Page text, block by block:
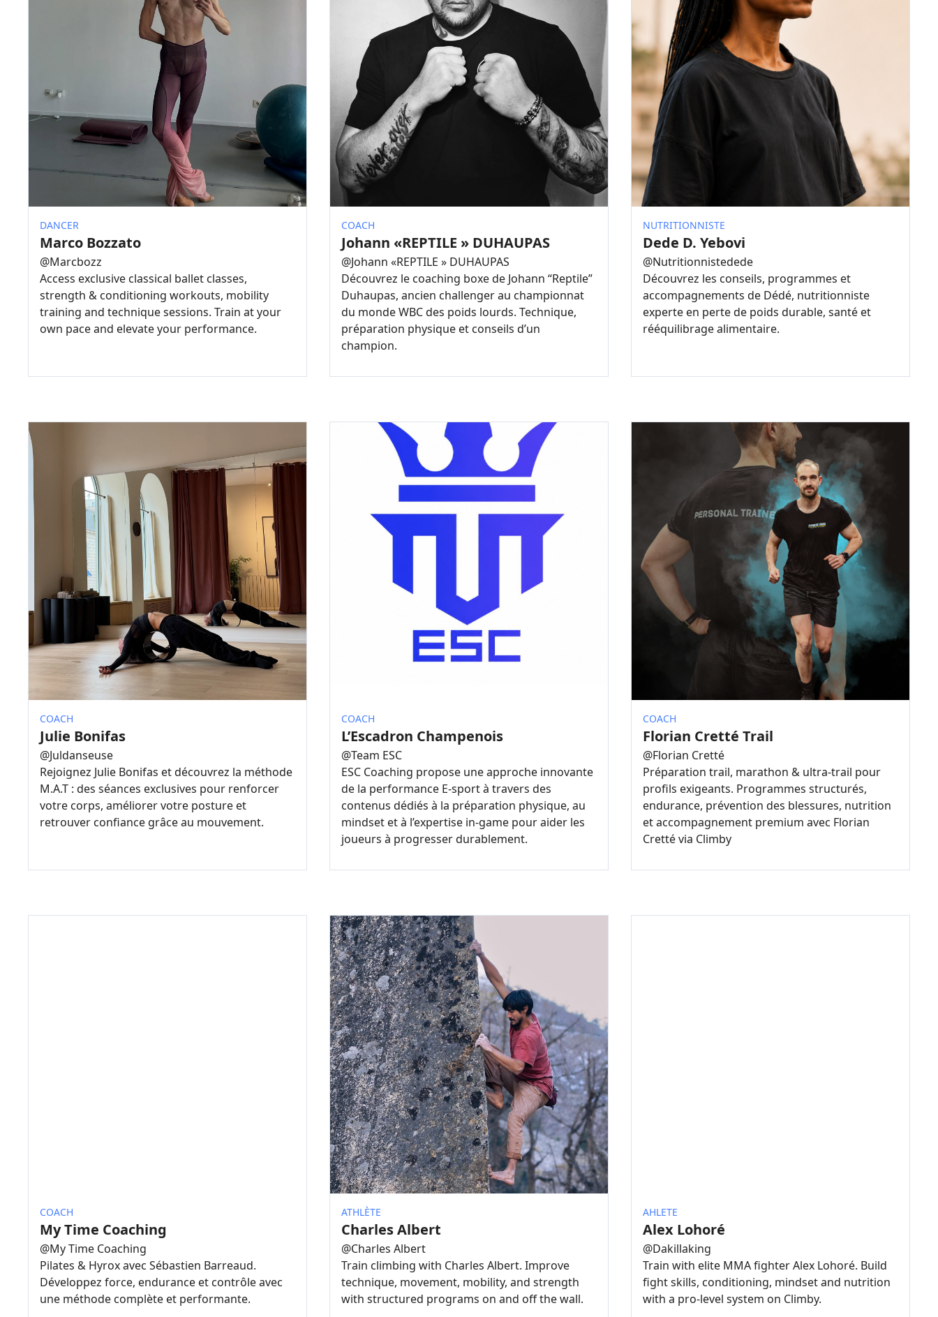
DANCER
Marco Bozzato
@Marcbozz
Access exclusive classical ballet classes,
strength & conditioning workouts, mobility
training and technique sessions. Train at your
own pace and elevate your performance.
COACH
Johann «REPTILE » DUHAUPAS
@Johann «REPTILE » DUHAUPAS
Découvrez le coaching boxe de Johann “Reptile”
Duhaupas, ancien challenger au championnat
du monde WBC des poids lourds. Technique,
préparation physique et conseils d’un
champion.
NUTRITIONNISTE
Dede D. Yebovi
@Nutritionnistedede
Découvrez les conseils, programmes et
accompagnements de Dédé, nutritionniste
experte en perte de poids durable, santé et
rééquilibrage alimentaire.
COACH
Julie Bonifas
@Juldanseuse
Rejoignez Julie Bonifas et découvrez la méthode
M.A.T : des séances exclusives pour renforcer
votre corps, améliorer votre posture et
retrouver confiance grâce au mouvement.
COACH
L’Escadron Champenois
@Team ESC
ESC Coaching propose une approche innovante
de la performance E-sport à travers des
contenus dédiés à la préparation physique, au
mindset et à l’expertise in-game pour aider les
joueurs à progresser durablement.
COACH
Florian Cretté Trail
@Florian Cretté
Préparation trail, marathon & ultra-trail pour
profils exigeants. Programmes structurés,
endurance, prévention des blessures, nutrition
et accompagnement premium avec Florian
Cretté via Climby
COACH
My Time Coaching
@My Time Coaching
Pilates & Hyrox avec Sébastien Barreaud.
Développez force, endurance et contrôle avec
une méthode complète et performante.
ATHLÈTE
Charles Albert
@Charles Albert
Train climbing with Charles Albert. Improve
technique, movement, mobility, and strength
with structured programs on and off the wall.
AHLETE
Alex Lohoré
@Dakillaking
Train with elite MMA fighter Alex Lohoré. Build
fight skills, conditioning, mindset and nutrition
with a pro-level system on Climby.